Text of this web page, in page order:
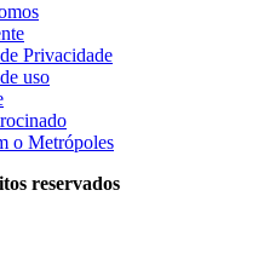
Privacidade
uso
o Metrópoles
reservados